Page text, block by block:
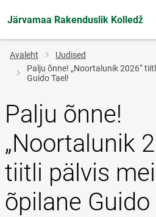
Järvamaa Rakenduslik Kolledž
Jälglink
Avaleht
Uudised
Palju õnne! „Noortalunik 2026“
Guido Tael!
Palju õnne!
„Noortalunik
tiitli pälvis
õpilane Guido